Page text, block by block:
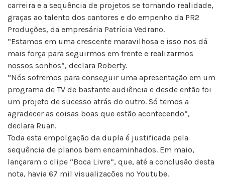
carreira e a sequência de projetos se tornando realidade,
graças ao talento dos cantores e do empenho da PR2
Produções, da empresária Patrícia Vedrano.
“Estamos em uma crescente maravilhosa e isso nos dá
mais força para seguirmos em frente e realizarmos
nossos sonhos”, declara Roberty.
“Nós sofremos para conseguir uma apresentação em um
programa de TV de bastante audiência e desde então foi
um projeto de sucesso atrás do outro. Só temos a
agradecer as coisas boas que estão acontecendo”,
declara Ruan.
Toda esta empolgação da dupla é justificada pela
sequência de planos bem encaminhados. Em maio,
lançaram o clipe “Boca Livre”, que, até a conclusão desta
nota, havia 67 mil visualizações no Youtube.